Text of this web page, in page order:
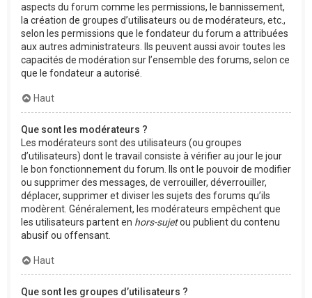
aspects du forum comme les permissions, le bannissement,
la création de groupes d’utilisateurs ou de modérateurs, etc.,
selon les permissions que le fondateur du forum a attribuées
aux autres administrateurs. Ils peuvent aussi avoir toutes les
capacités de modération sur l’ensemble des forums, selon ce
que le fondateur a autorisé.
Haut
Que sont les modérateurs ?
Les modérateurs sont des utilisateurs (ou groupes
d’utilisateurs) dont le travail consiste à vérifier au jour le jour
le bon fonctionnement du forum. Ils ont le pouvoir de modifier
ou supprimer des messages, de verrouiller, déverrouiller,
déplacer, supprimer et diviser les sujets des forums qu’ils
modèrent. Généralement, les modérateurs empêchent que
les utilisateurs partent en hors-sujetou publient du contenu
abusif ou offensant.
Haut
Que sont les groupes d’utilisateurs ?